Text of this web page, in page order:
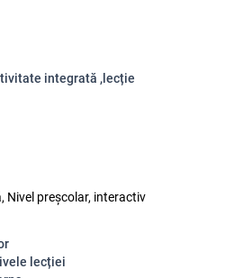
integrată ,lecție
Nivel preșcolar, interactiv
lecției